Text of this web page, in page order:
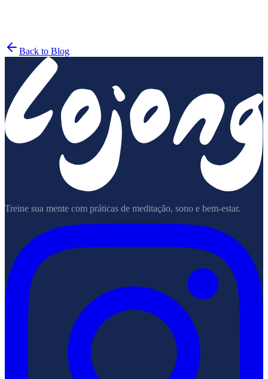
Back to Blog
Treine sua mente com práticas de meditação, sono e bem-estar.